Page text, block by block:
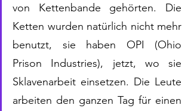
von Kettenbande gehörten. Die
Ketten wurden natürlich nicht mehr
benutzt, sie haben OPI (Ohio
Prison Industries), jetzt, wo sie
Sklavenarbeit einsetzen. Die Leute
arbeiten den ganzen Tag für einen